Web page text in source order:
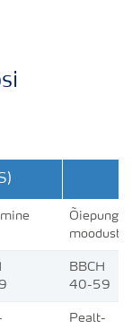
BBCH
40-59
Pealt-